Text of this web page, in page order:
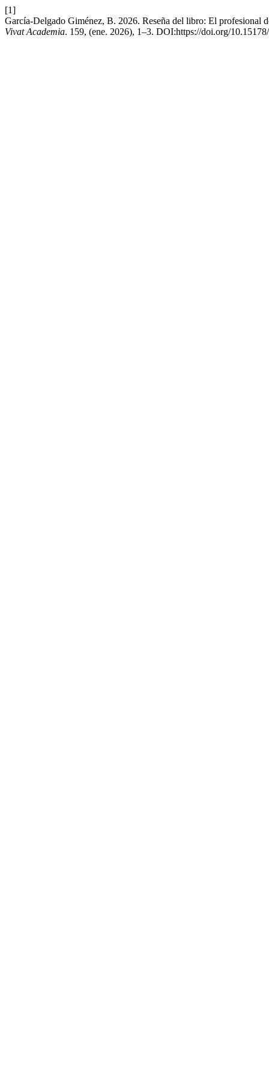
[1]
García-Delgado Giménez, B. 2026. Reseña del libro: El profesional
Vivat Academia. 159, (ene. 2026), 1–3. DOI:https://doi.org/